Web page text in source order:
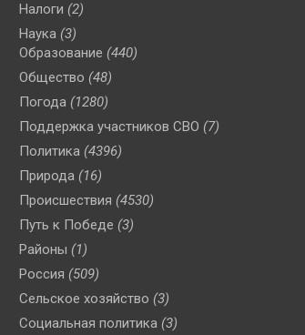
Налоги (2)
Наука (3)
Образование (440)
Общество (48)
Погода (1280)
Поддержка участников СВО (7)
Политика (4396)
Природа (16)
Происшествия (4530)
Путь к Победе (3)
Районы (1)
Россия (509)
Сельское хозяйство (3)
Социальная политика (3)